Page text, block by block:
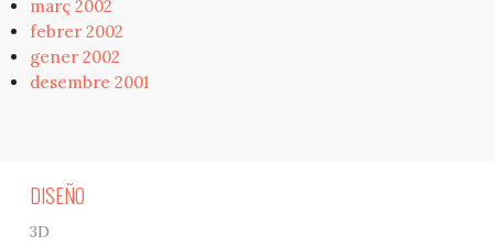
març 2002
febrer 2002
gener 2002
desembre 2001
DISEÑO
3D